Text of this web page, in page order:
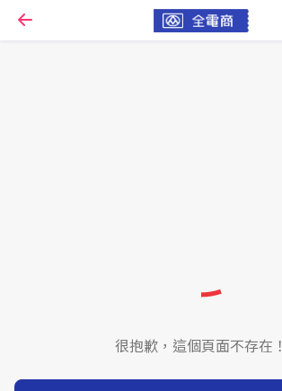
很抱歉，這個頁面不存在！